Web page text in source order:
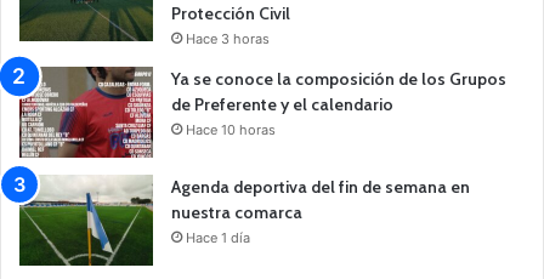
Protección Civil
Hace 3 horas
Ya se conoce la composición de los Grupos
de Preferente y el calendario
Hace 10 horas
Agenda deportiva del fin de semana en
nuestra comarca
Hace 1 día